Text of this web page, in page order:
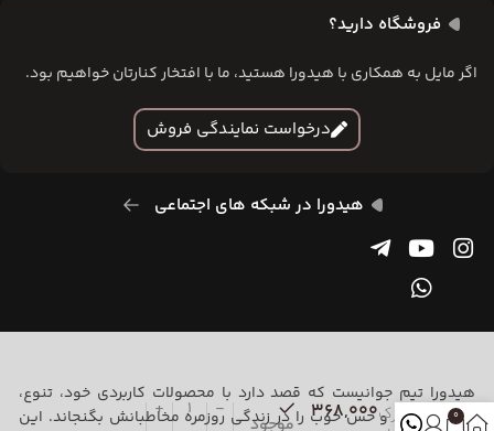
فروشگاه دارید؟
اگر مایل به همکاری با هیدورا هستید، ما با افتخار کنارتان خواهیم بود.
درخواست نمایندگی فروش
هیدورا در شبکه های اجتماعی
هیدورا تیم جوانیست که قصد دارد با محصولات کاربردی خود، تنوع،
خلاقیت، رنگ و حس خوب را در زندگی روزمره مخاطبانش بگنجاند. این
دفترک368,000
موجود 0